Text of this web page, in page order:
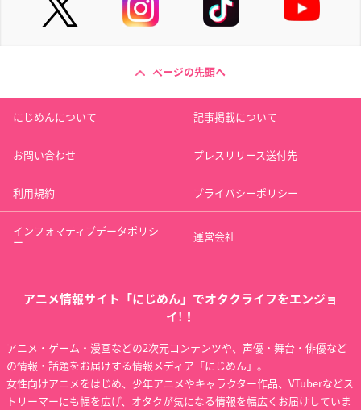
ページの先頭へ
にじめんについて 記事掲載について
お問い合わせ プレスリリース送付先
利用規約 プライバシーポリシー
インフォマティブデータポリシ
ー 運営会社
アニメ情報サイト「にじめん」でオタクライフをエンジョ
イ!！
アニメ・ゲーム・漫画などの2次元コンテンツや、声優・舞台・俳優など
の情報・話題をお届けする情報メディア「にじめん」。
女性向けアニメをはじめ、少年アニメやキャラクター作品、VTuberなどス
トリーマーにも幅を広げ、オタクが気になる情報を幅広くお届けしていま